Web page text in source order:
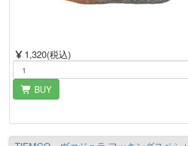
1,320(税込)
BUY